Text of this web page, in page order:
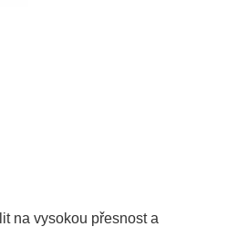
na vysokou přesnost a